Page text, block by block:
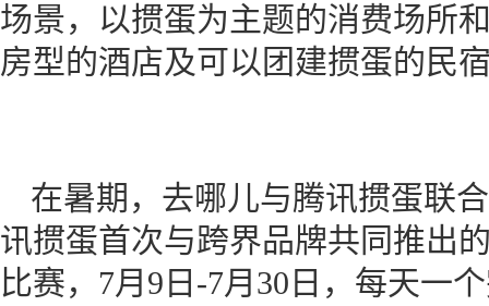
场景，以掼蛋为主题的消费场所
房型的酒店及可以团建掼蛋的民
在暑期，去哪儿与腾讯掼蛋联
讯掼蛋首次与跨界品牌共同推出
比赛，7月9日-7月30日，每天一